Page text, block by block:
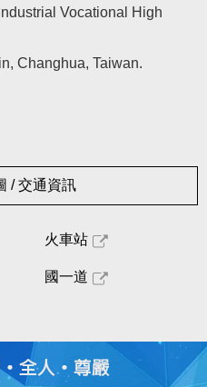
Vocational High
Changhua, Taiwan.
/ 交通資訊
火車站
國一道